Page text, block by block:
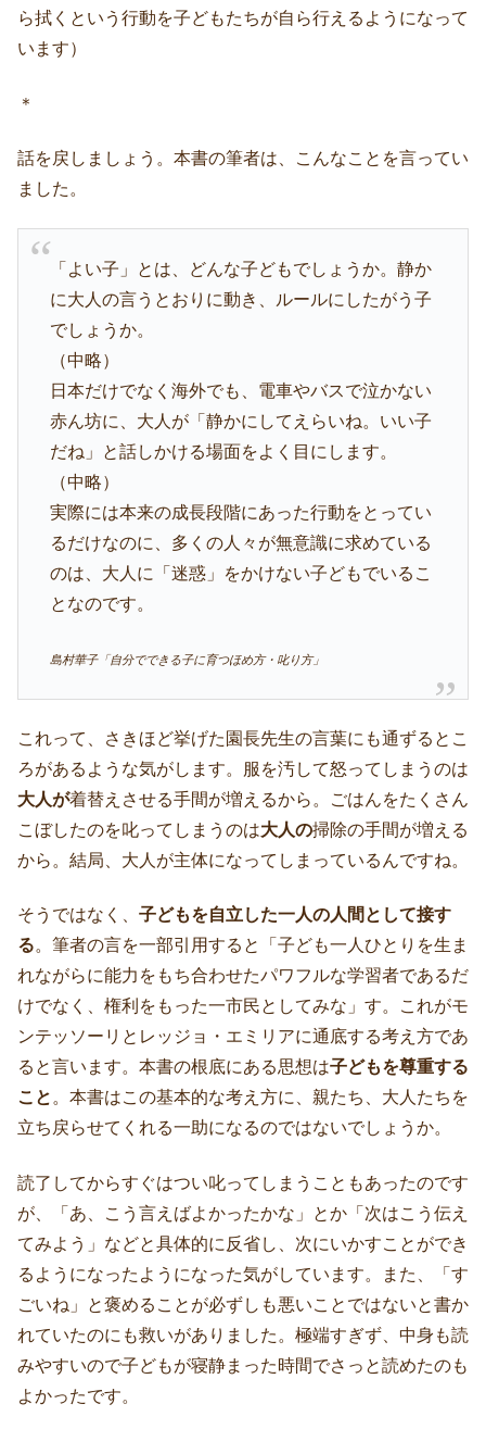
ら拭くという行動を子どもたちが自ら行えるようになって
います）
＊
話を戻しましょう。本書の筆者は、こんなことを言ってい
ました。
「よい子」とは、どんな子どもでしょうか。静か
に大人の言うとおりに動き、ルールにしたがう子
でしょうか。
（中略）
日本だけでなく海外でも、電車やバスで泣かない
赤ん坊に、大人が「静かにしてえらいね。いい子
だね」と話しかける場面をよく目にします。
（中略）
実際には本来の成長段階にあった行動をとってい
るだけなのに、多くの人々が無意識に求めている
のは、大人に「迷惑」をかけない子どもでいるこ
となのです。
島村華子「自分でできる子に育つほめ方・叱り方」
これって、さきほど挙げた園長先生の言葉にも通ずるとこ
ろがあるような気がします。服を汚して怒ってしまうのは
大人が着替えさせる手間が増えるから。ごはんをたくさん
こぼしたのを叱ってしまうのは大人の掃除の手間が増える
から。結局、大人が主体になってしまっているんですね。
そうではなく、 子どもを自立した一人の人間として接す
る。筆者の言を一部引用すると「子ども一人ひとりを生ま
れながらに能力をもち合わせたパワフルな学習者であるだ
けでなく、権利をもった一市民としてみな」す。これがモ
ンテッソーリとレッジョ・エミリアに通底する考え方であ
ると言います。本書の根底にある思想は子どもを尊重する
こと。本書はこの基本的な考え方に、親たち、大人たちを
立ち戻らせてくれる一助になるのではないでしょうか。
読了してからすぐはつい叱ってしまうこともあったのです
が、「あ、こう言えばよかったかな」とか「次はこう伝え
てみよう」などと具体的に反省し、次にいかすことができ
るようになったようになった気がしています。また、「す
ごいね」と褒めることが必ずしも悪いことではないと書か
れていたのにも救いがありました。極端すぎず、中身も読
みやすいので子どもが寝静まった時間でさっと読めたのも
よかったです。